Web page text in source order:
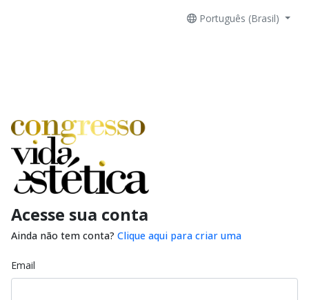
Português (Brasil)
Acesse sua conta
Ainda não tem conta? Clique aqui para criar uma
Email